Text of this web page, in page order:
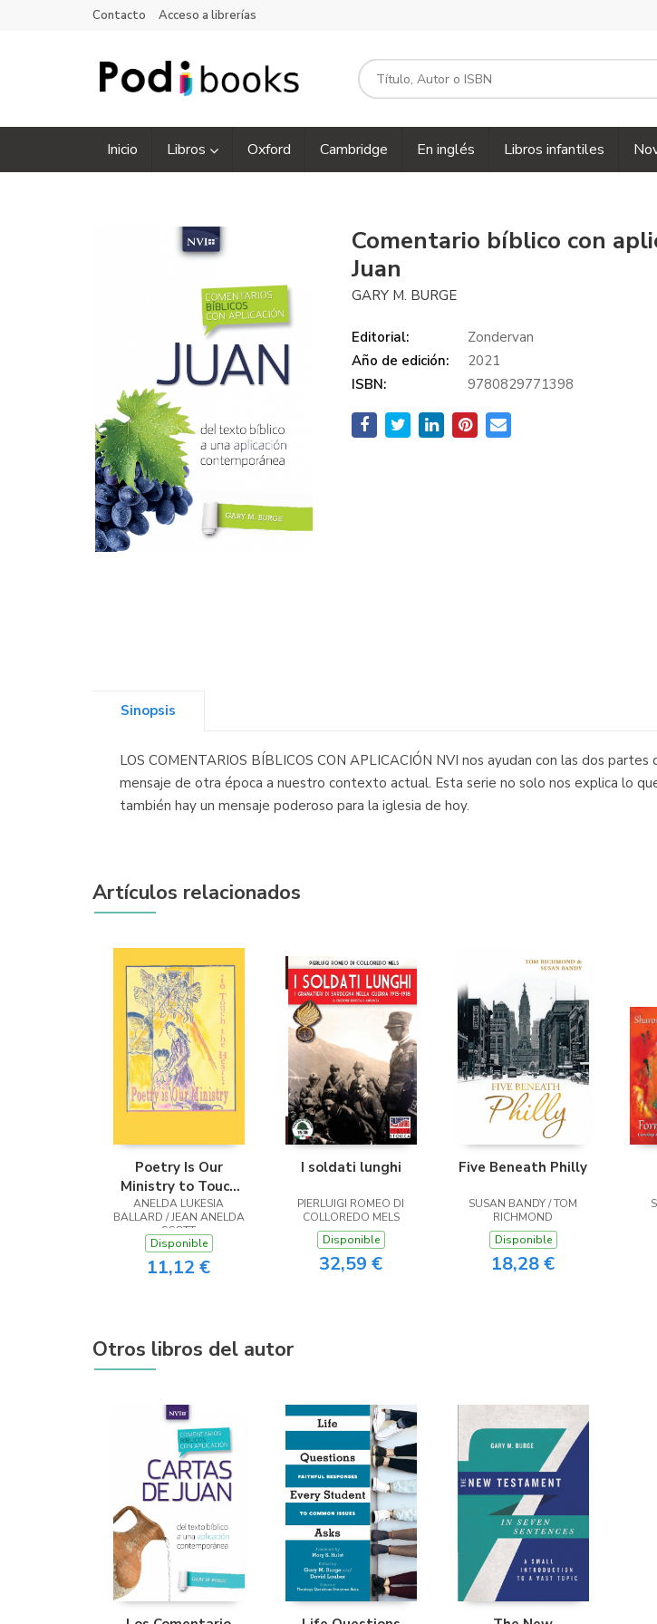
Contacto Acceso a librerías
Inicio Libros Oxford Cambridge En inglés Libros infantiles
Comentario bíblico con
Juan
GARY M. BURGE
Editorial:
Zondervan
Año de edición:
2021
ISBN:
9780829771398
Sinopsis
LOS COMENTARIOS BÍBLICOS CON APLICACIÓN NVI nos ayudan con las dos
mensaje de otra época a nuestro contexto actual. Esta serie no solo nos explica lo
también hay un mensaje poderoso para la iglesia de hoy.
Artículos relacionados
Poetry Is Our
Ministry to Touch
the Heart
ANELDA LUKESIA
BALLARD / JEAN ANELDA
SCOTT
Disponible
11,12 €
I soldati lunghi
PIERLUIGI ROMEO DI
COLLOREDO MELS
Disponible
32,59 €
Five Beneath Philly
SUSAN BANDY / TOM
RICHMOND
Disponible
18,28 €
Otros libros del autor